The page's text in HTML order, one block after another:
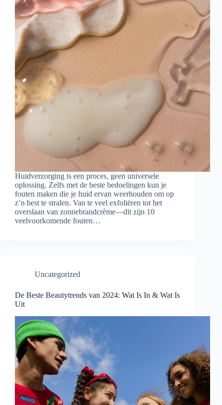
Huidverzorging is een proces, geen universele
oplossing. Zelfs met de beste bedoelingen kun je
fouten maken die je huid ervan weerhouden om op
z’n best te stralen. Van te veel exfoliëren tot het
overslaan van zonnebrandcrème—dit zijn 10
veelvoorkomende fouten…
Uncategorized
De Beste Beautytrends van 2024: Wat Is In & Wat Is
Uit